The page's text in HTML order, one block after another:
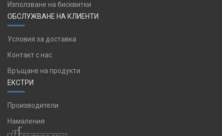
Използване на бисквитки
ОБСЛУЖВАНЕ НА КЛИЕНТИ
Условия за доставка
Контакт с нас
Връщане на продукти
ЕКСТРИ
Производители
Намаления